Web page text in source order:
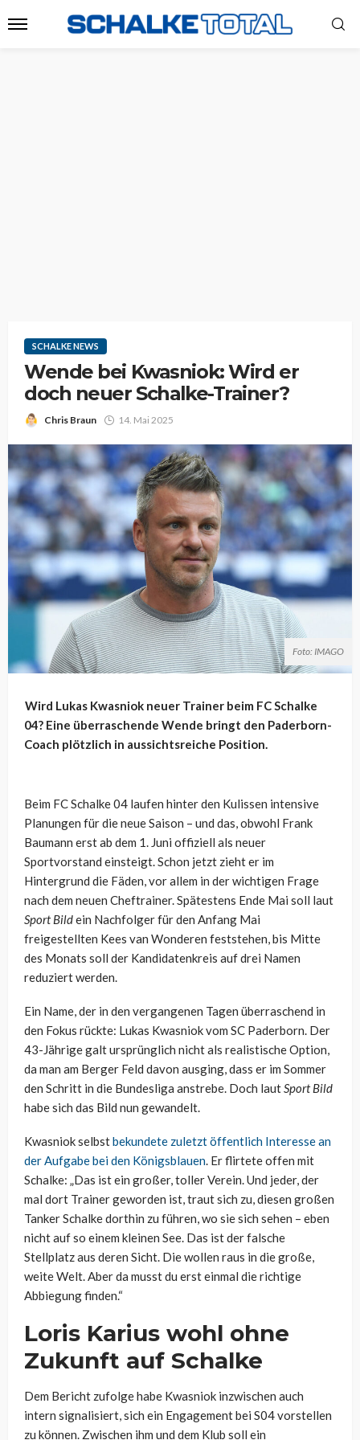
SCHALKE NEWS
Wende bei Kwasniok: Wird er
doch neuer Schalke-Trainer?
Chris Braun 14. Mai 2025
Foto: IMAGO
Wird Lukas Kwasniok neuer Trainer beim FC Schalke
04? Eine überraschende Wende bringt den Paderborn-
Coach plötzlich in aussichtsreiche Position.
Beim FC Schalke 04 laufen hinter den Kulissen intensive
Planungen für die neue Saison – und das, obwohl Frank
Baumann erst ab dem 1. Juni offiziell als neuer
Sportvorstand einsteigt. Schon jetzt zieht er im
Hintergrund die Fäden, vor allem in der wichtigen Frage
nach dem neuen Cheftrainer. Spätestens Ende Mai soll laut
Sport Bildein Nachfolger für den Anfang Mai
freigestellten Kees van Wonderen feststehen, bis Mitte
des Monats soll der Kandidatenkreis auf drei Namen
reduziert werden.
Ein Name, der in den vergangenen Tagen überraschend in
den Fokus rückte: Lukas Kwasniok vom SC Paderborn. Der
43-Jährige galt ursprünglich nicht als realistische Option,
da man am Berger Feld davon ausging, dass er im Sommer
den Schritt in die Bundesliga anstrebe. Doch lautSport Bild
habe sich das Bild nun gewandelt.
Kwasniok selbstbekundete zuletzt öffentlich Interesse an
der Aufgabe bei den Königsblauen. Er flirtete offen mit
Schalke: „Das ist ein großer, toller Verein. Und jeder, der
mal dort Trainer geworden ist, traut sich zu, diesen großen
Tanker Schalke dorthin zu führen, wo sie sich sehen – eben
nicht auf so einem kleinen See. Das ist der falsche
Stellplatz aus deren Sicht. Die wollen raus in die große,
weite Welt. Aber da musst du erst einmal die richtige
Abbiegung finden.“
Loris Karius wohl ohne
Zukunft auf Schalke
Dem Bericht zufolge habe Kwasniok inzwischen auch
intern signalisiert, sich ein Engagement bei S04 vorstellen
zu können. Zwischen ihm und dem Klub soll ein